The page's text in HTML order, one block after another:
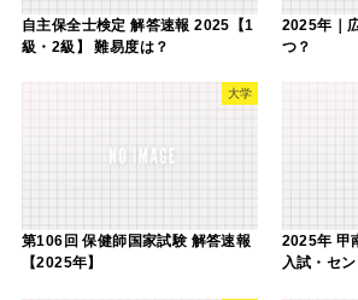
自主保全士検定 解答速報 2025【1
級・2級】 難易度は？
2025年｜
つ？
大学
第106回 保健師国家試験 解答速報
【2025年】
2025年 甲
入試・セン